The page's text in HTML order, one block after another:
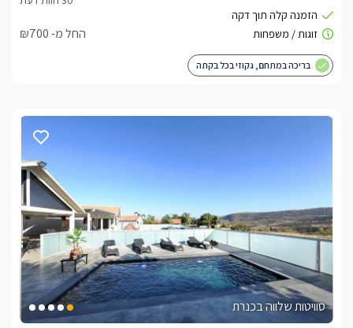
בברכה, אייל -052-9788657
לצפייה באטרקציות ומסעדות בקרבת בקתות גן עדן -
לחצו כאן
החל מ- ₪700
בריכה במתחם, גקוזי בכל בקתה
סוויטות שלווה בכנרת